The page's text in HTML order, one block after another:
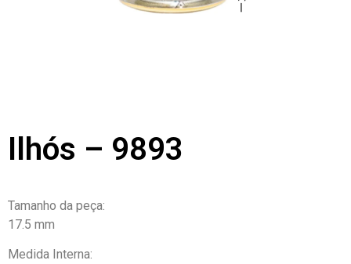
Ilhós – 9893
Tamanho da peça:
17.5 mm
Medida Interna: